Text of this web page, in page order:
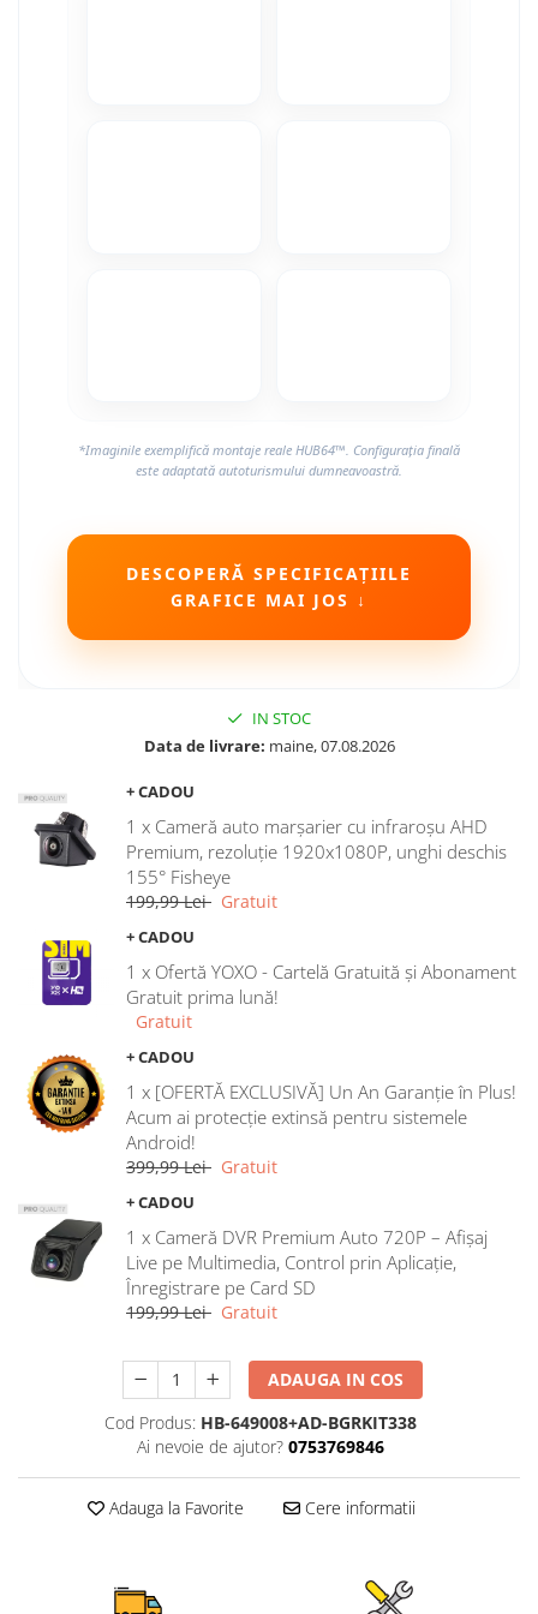
Camere Mitsubishi
Camere Subaru
Camere MAN
Camere înregistrare trafic
Accesorii multimedia
Rame adaptoare auto
Rame adaptoare auto
Rame adaptoare Volkswagen
Rame adaptoare Ford
Rame adaptoare M-Benz
Rame adaptoare Opel
Rame adaptoare Skoda
Rame adaptoare Suzuki
Rame adaptoare Dacia
Rame adaptoare Audi
Rame adaptoare Renault
*Imaginile exemplifică montaje reale HUB64™. Configurația finală
este adaptată autoturismului dumneavoastră.
DESCOPERĂ SPECIFICAȚIILE
GRAFICE MAI JOS ↓
IN STOC
Data de livrare: maine, 07.08.2026
+ CADOU
1 x Cameră auto marșarier cu infraroșu AHD
Premium, rezoluție 1920x1080P, unghi deschis
155° Fisheye
199,99 Lei Gratuit
+ CADOU
1 x Ofertă YOXO - Cartelă Gratuită și Abonament
Gratuit prima lună!
Gratuit
+ CADOU
1 x [OFERTĂ EXCLUSIVĂ] Un An Garanție în Plus!
Acum ai protecție extinsă pentru sistemele
Android!
399,99 Lei Gratuit
+ CADOU
1 x Cameră DVR Premium Auto 720P – Afișaj
Live pe Multimedia, Control prin Aplicație,
Înregistrare pe Card SD
199,99 Lei Gratuit
ADAUGA IN COS
Cod Produs: HB-649008+AD-BGRKIT338
Ai nevoie de ajutor? 0753769846
Adauga la Favorite Cere informatii